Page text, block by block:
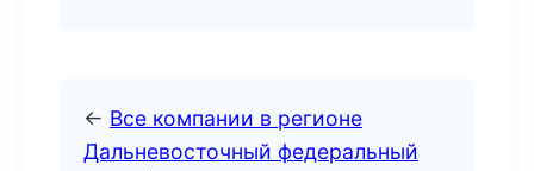
← Все компании в регионе
Дальневосточный федеральный